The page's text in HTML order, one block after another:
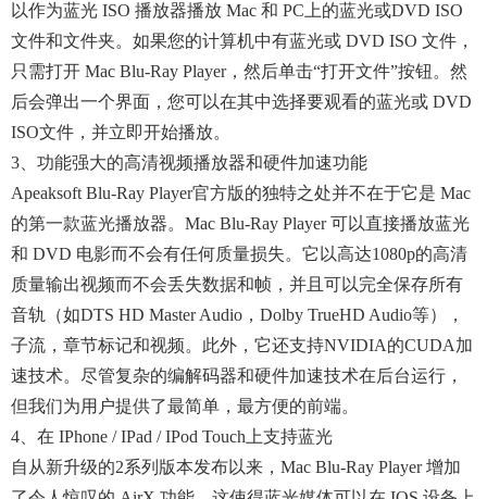
以作为蓝光 ISO 播放器播放 Mac 和 PC上的蓝光或DVD ISO
文件和文件夹。如果您的计算机中有蓝光或 DVD ISO 文件，
只需打开 Mac Blu-Ray Player，然后单击“打开文件”按钮。然
后会弹出一个界面，您可以在其中选择要观看的蓝光或 DVD
ISO文件，并立即开始播放。
3、功能强大的高清视频播放器和硬件加速功能
Apeaksoft Blu-Ray Player官方版的独特之处并不在于它是 Mac
的第一款蓝光播放器。Mac Blu-Ray Player 可以直接播放蓝光
和 DVD 电影而不会有任何质量损失。它以高达1080p的高清
质量输出视频而不会丢失数据和帧，并且可以完全保存所有
音轨（如DTS HD Master Audio，Dolby TrueHD Audio等），
子流，章节标记和视频。此外，它还支持NVIDIA的CUDA加
速技术。尽管复杂的编解码器和硬件加速技术在后台运行，
但我们为用户提供了最简单，最方便的前端。
4、在 IPhone / IPad / IPod Touch上支持蓝光
自从新升级的2系列版本发布以来，Mac Blu-Ray Player 增加